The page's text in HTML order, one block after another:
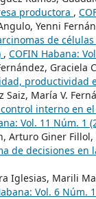
productora ,
Yenni
de
, COFIN Habana:
Graciela
productividad
Saiz, María V.
interno en
Vol. 11 Núm. 1
Arturo Giner
de decisiones en
Iglesias, Marili
Vol. 6 Núm.